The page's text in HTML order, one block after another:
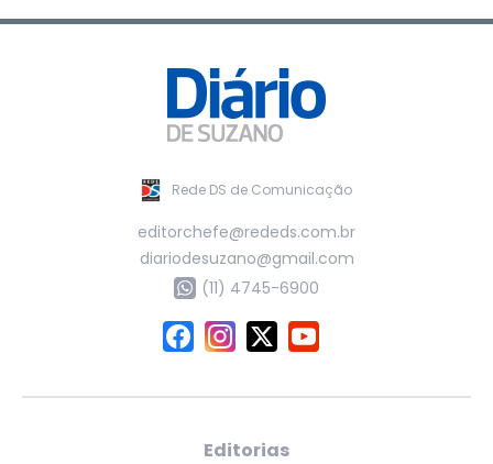
Rede DS de Comunicação
editorchefe@rededs.com.br
diariodesuzano@gmail.com
(11) 4745-6900
Editorias